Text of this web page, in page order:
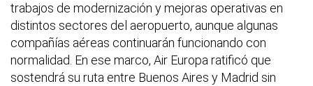
trabajos de modernización y mejoras operativas en
distintos sectores del aeropuerto, aunque algunas
compañías aéreas continuarán funcionando con
normalidad. En ese marco, Air Europa ratificó que
sostendrá su ruta entre Buenos Aires y Madrid sin